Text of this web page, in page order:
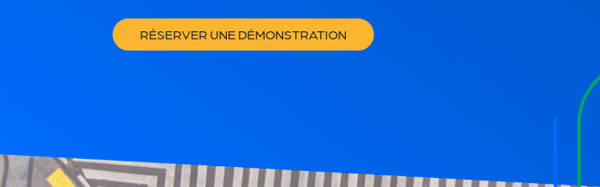
RÉSERVER UNE DÉMONSTRATION